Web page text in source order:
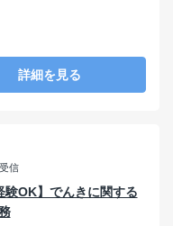
詳細を見る
信
験OK】でんきに関する